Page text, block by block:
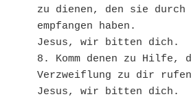
zu dienen, den sie durch
empfangen haben.
Jesus, wir bitten dich.
8. Komm denen zu
Verzweiflung zu dir
Jesus, wir bitten dich.